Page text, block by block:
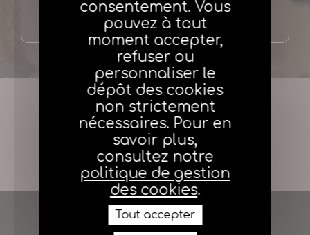
Evènement précédent
Evènement suivant
consentement. Vous
pouvez à tout
moment accepter,
refuser ou
personnaliser le
dépôt des cookies
non strictement
nécessaires. Pour en
savoir plus,
consultez notre
politique de gestion
des cookies.
Tout accepter